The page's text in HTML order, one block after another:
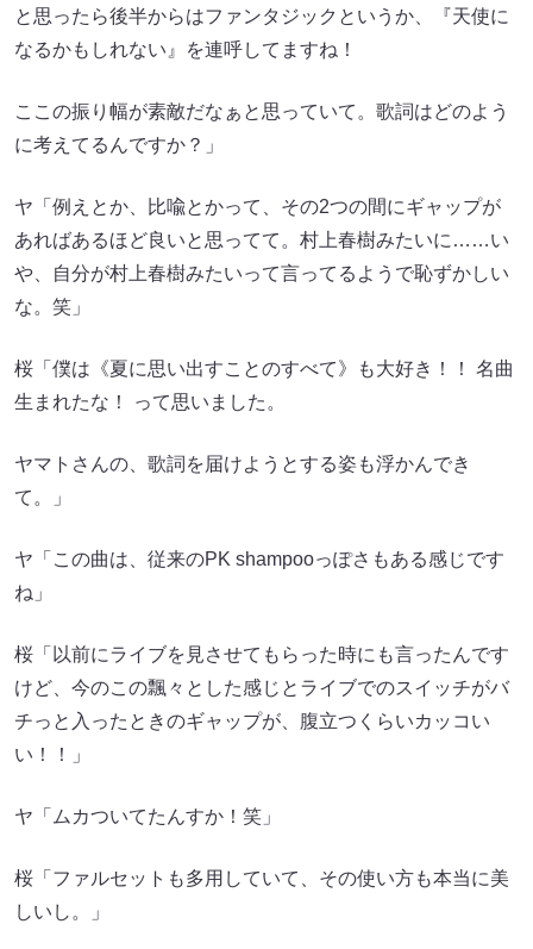
と思ったら後半からはファンタジックというか、『天使に
なるかもしれない』を連呼してますね！
ここの振り幅が素敵だなぁと思っていて。歌詞はどのよう
に考えてるんですか？」
ヤ「例えとか、比喩とかって、その2つの間にギャップが
あればあるほど良いと思ってて。村上春樹みたいに……い
や、自分が村上春樹みたいって言ってるようで恥ずかしい
な。笑」
桜「僕は《夏に思い出すことのすべて》も大好き！！ 名曲
生まれたな！ って思いました。
ヤマトさんの、歌詞を届けようとする姿も浮かんでき
て。」
ヤ「この曲は、従来のPK shampooっぽさもある感じです
ね」
桜「以前にライブを見させてもらった時にも言ったんです
けど、今のこの飄々とした感じとライブでのスイッチがバ
チっと入ったときのギャップが、腹立つくらいカッコい
い！！」
ヤ「ムカついてたんすか！笑」
桜「ファルセットも多用していて、その使い方も本当に美
しいし。」